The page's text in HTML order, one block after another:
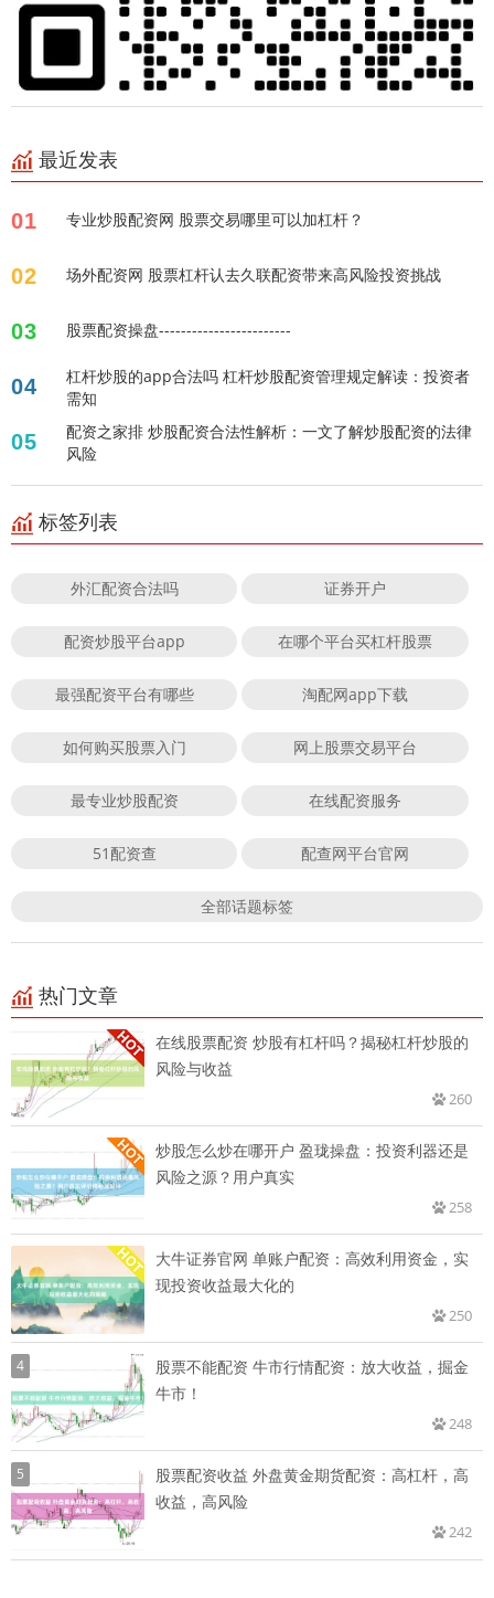
最近发表
01 专业炒股配资网 股票交易哪里可以加杠杆？
02 场外配资网 股票杠杆认去久联配资带来高风险投资挑战
03 股票配资操盘------------------------
04
杠杆炒股的app合法吗 杠杆炒股配资管理规定解读：投资者
需知
05
配资之家排 炒股配资合法性解析：一文了解炒股配资的法律
风险
标签列表
外汇配资合法吗 证券开户
配资炒股平台app 在哪个平台买杠杆股票
最强配资平台有哪些 淘配网app下载
如何购买股票入门 网上股票交易平台
最专业炒股配资 在线配资服务
51配资查 配查网平台官网
全部话题标签
热门文章
在线股票配资 炒股有杠杆吗？揭秘杠杆炒股的
风险与收益
260
炒股怎么炒在哪开户 盈珑操盘：投资利器还是
风险之源？用户真实
258
大牛证券官网 单账户配资：高效利用资金，实
现投资收益最大化的
250
4
股票不能配资 牛市行情配资：放大收益，掘金
牛市！
248
5
股票配资收益 外盘黄金期货配资：高杠杆，高
收益，高风险
242